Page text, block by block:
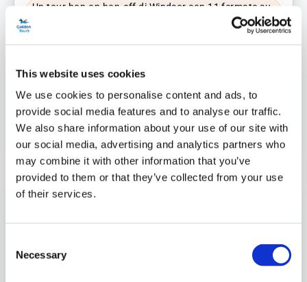
This website uses cookies
We use cookies to personalise content and ads, to
provide social media features and to analyse our traffic.
We also share information about your use of our site with
our social media, advertising and analytics partners who
may combine it with other information that you’ve
provided to them or that they’ve collected from your use
of their services.
Selection
Necessary
Un tour hop-on hop-off di Windsor con 11 fermate su
Audioguida disponibile
Partecipa a un giro in barca di 40 minuti dalla
Da
20,00 £